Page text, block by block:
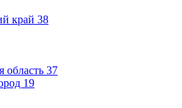
край 38
область 37
19